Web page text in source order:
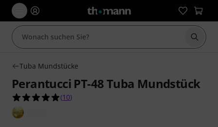
Suche
Tuba Mundstücke
Perantucci PT-48 Tuba Mundstück
4.9 von 5 Sternen aus 10 Kundenbewertungen
(10)